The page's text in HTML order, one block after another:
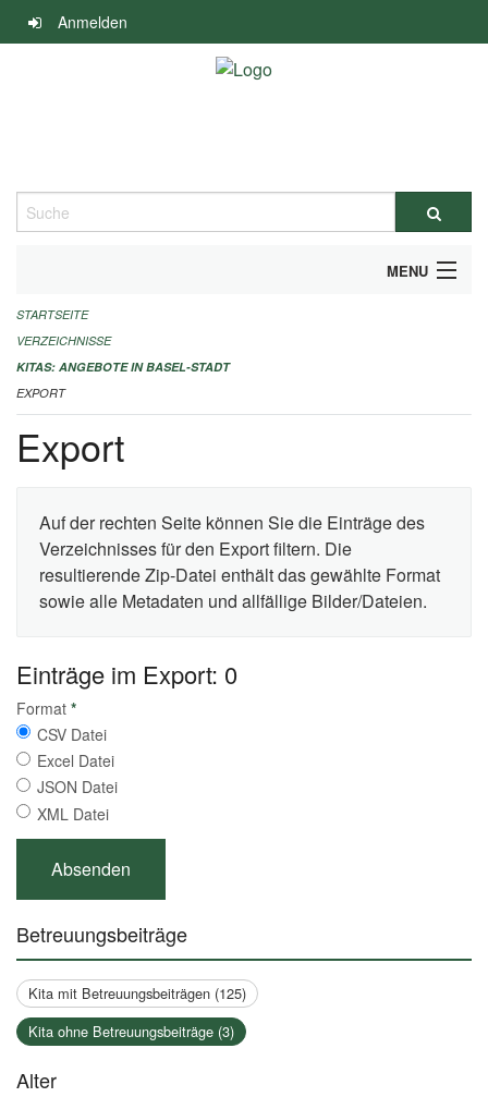
Navigation
überspringen
Anmelden
Suche
MENU
ALLGEMEINE INFORMATIONEN
IMPRESSUM
STARTSEITE
VERZEICHNISSE
KITAS: ANGEBOTE IN BASEL-STADT
EXPORT
Export
Auf der rechten Seite können Sie die Einträge des
Verzeichnisses für den Export filtern. Die
resultierende Zip-Datei enthält das gewählte Format
sowie alle Metadaten und allfällige Bilder/Dateien.
Einträge im Export: 0
Format *
CSV Datei
Excel Datei
JSON Datei
XML Datei
Betreuungsbeiträge
Kita mit Betreuungsbeiträgen (125)
Kita ohne Betreuungsbeiträge (3)
Alter